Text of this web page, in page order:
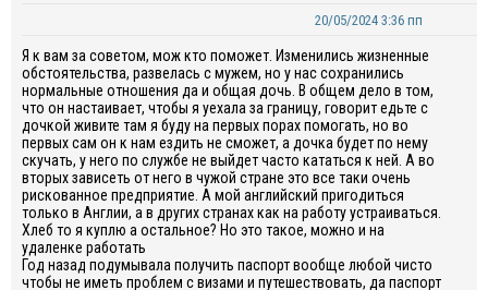
20/05/2024 3:36 пп
Я к вам за советом, мож кто поможет. Изменились жизненные
обстоятельства, развелась с мужем, но у нас сохранились
нормальные отношения да и общая дочь. В общем дело в том,
что он настаивает, чтобы я уехала за границу, говорит едьте с
дочкой живите там я буду на первых порах помогать, но во
первых сам он к нам ездить не сможет, а дочка будет по нему
скучать, у него по службе не выйдет часто кататься к ней. А во
вторых зависеть от него в чужой стране это все таки очень
рискованное предприятие. А мой английский пригодиться
только в Англии, а в других странах как на работу устраиваться.
Хлеб то я куплю а остальное? Но это такое, можно и на
удаленке работать
Год назад подумывала получить паспорт вообще любой чисто
чтобы не иметь проблем с визами и путешествовать, да паспорт